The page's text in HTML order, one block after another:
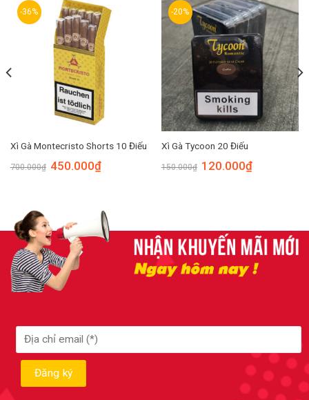
-36%
Xì Gà Montecristo Shorts 10 Điếu
700.000₫ 450.000₫
-20%
Xì Gà Tycoon 20 Điếu
150.000₫ 120.000₫